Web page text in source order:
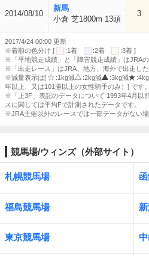
2014/08/10
新馬
小倉 芝1800m 13頭
3
2017/4/24 00:00 更新
※着順の色分け [
:1着 :2着
:3着 ]
※「平地競走成績」と「障害競走成績」はJRAの
※「出走レース」はJRA、地方、海外で出走した
※減量表示は[
:1kg減 :2kg減 :3kg減
年以上、又は101勝以上の女性騎手のみ）] です。
※「上3F」表記のデータについて 1993年4月以
スに関しては平均Fで計測されたデータです。
※JRA主催以外のレースでは一部データがない場
競馬場/ウィンズ（外部サイト）
札幌競馬場
福島競馬場
東京競馬場